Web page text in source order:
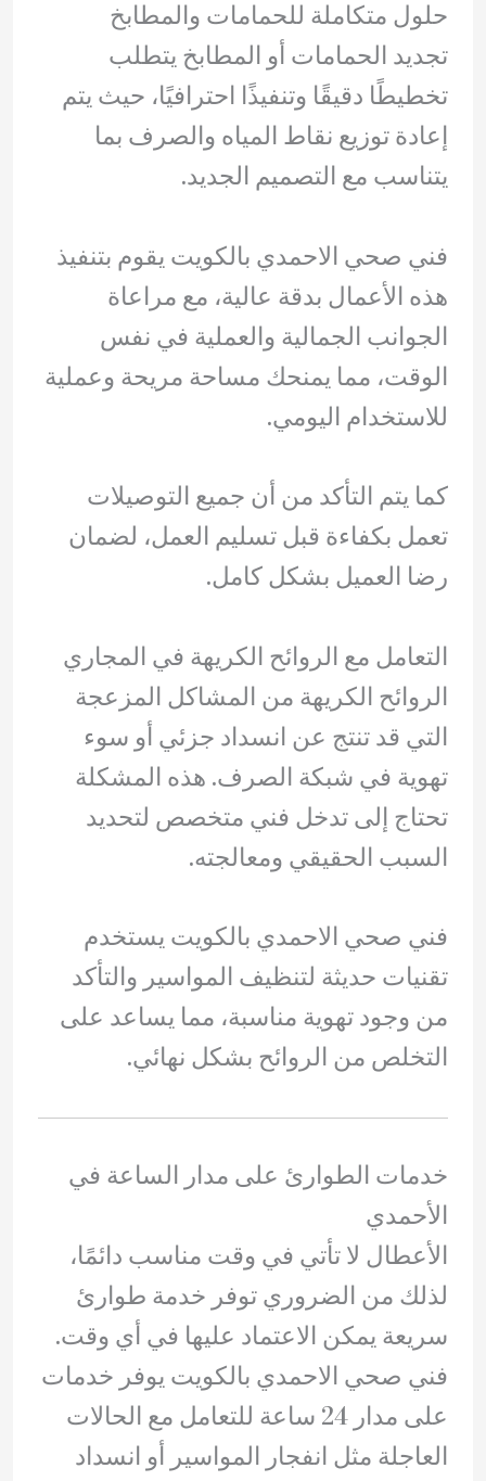
حلول متكاملة للحمامات والمطابخ
تجديد الحمامات أو المطابخ يتطلب
تخطيطًا دقيقًا وتنفيذًا احترافيًا، حيث يتم
إعادة توزيع نقاط المياه والصرف بما
يتناسب مع التصميم الجديد.
فني صحي الاحمدي بالكويت يقوم بتنفيذ
هذه الأعمال بدقة عالية، مع مراعاة
الجوانب الجمالية والعملية في نفس
الوقت، مما يمنحك مساحة مريحة وعملية
للاستخدام اليومي.
كما يتم التأكد من أن جميع التوصيلات
تعمل بكفاءة قبل تسليم العمل، لضمان
رضا العميل بشكل كامل.
التعامل مع الروائح الكريهة في المجاري
الروائح الكريهة من المشاكل المزعجة
التي قد تنتج عن انسداد جزئي أو سوء
تهوية في شبكة الصرف. هذه المشكلة
تحتاج إلى تدخل فني متخصص لتحديد
السبب الحقيقي ومعالجته.
فني صحي الاحمدي بالكويت يستخدم
تقنيات حديثة لتنظيف المواسير والتأكد
من وجود تهوية مناسبة، مما يساعد على
التخلص من الروائح بشكل نهائي.
خدمات الطوارئ على مدار الساعة في
الأحمدي
الأعطال لا تأتي في وقت مناسب دائمًا،
لذلك من الضروري توفر خدمة طوارئ
سريعة يمكن الاعتماد عليها في أي وقت.
فني صحي الاحمدي بالكويت يوفر خدمات
على مدار 24 ساعة للتعامل مع الحالات
العاجلة مثل انفجار المواسير أو انسداد